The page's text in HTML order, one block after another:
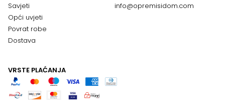
Savjeti
Opći uvjeti
Povrat robe
Dostava
info@opremisidom.com
VRSTE PLAĆANJA